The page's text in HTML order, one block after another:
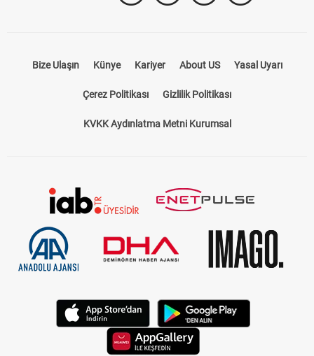
Bize Ulaşın Künye Kariyer About US Yasal Uyarı
Çerez Politikası Gizlilik Politikası
KVKK Aydınlatma Metni Kurumsal